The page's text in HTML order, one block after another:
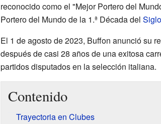
reconocido como el "Mejor Portero del
Portero del Mundo de la 1.ª Década del
El 1 de agosto de 2023, Buffon anunció su
después de casi 28 años de una exitosa
partidos disputados en la selección italiana.
Contenido
Trayectoria en Clubes